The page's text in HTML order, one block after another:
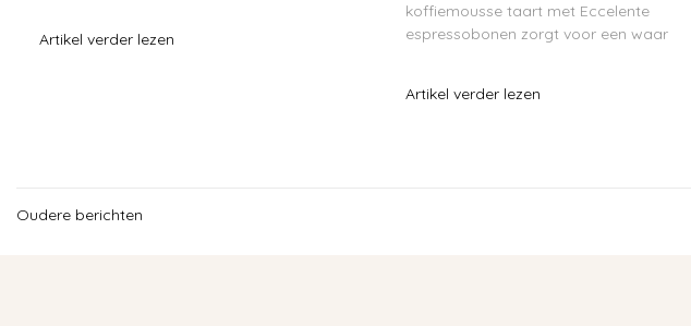
traktatie op je bord. Zeker h
Artikel verder lezen
koffiemousse taart met Eccelente
espressobonen zorgt voor een waar
met een luchtige laag koffiemousse en
Artikel verder lezen
Oudere berichten